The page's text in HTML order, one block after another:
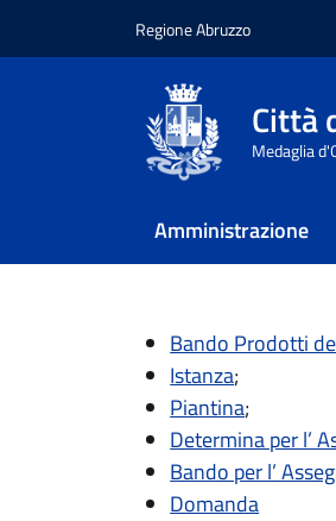
Regione Abruzzo
Città
Medaglia
Amministrazione
Home /
Orari: dal
Bando Prodotti
Istanza;
Piantina;
Determina per l’
Bando per l’
Domanda